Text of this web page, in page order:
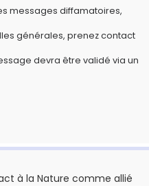
messages diffamatoires,
générales, prenez contact
devra être validé via un
à la Nature comme allié